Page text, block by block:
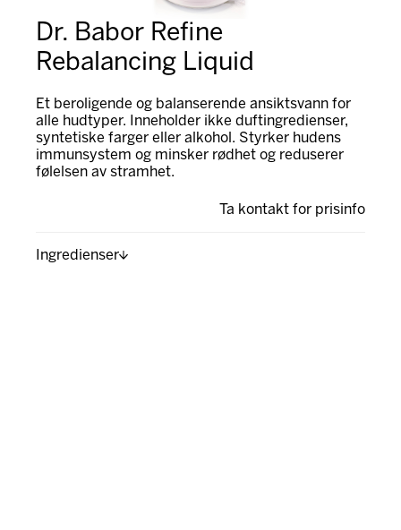
Dr. Babor Refine
Rebalancing Liquid
Et beroligende og balanserende ansiktsvann for
alle hudtyper. Inneholder ikke duftingredienser,
syntetiske farger eller alkohol. Styrker hudens
immunsystem og minsker rødhet og reduserer
følelsen av stramhet.
Ta kontakt for prisinfo
Ingredienser